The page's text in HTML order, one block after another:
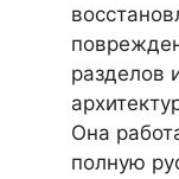
разделов
Она
полную